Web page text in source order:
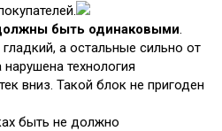
быть одинаковыми
а остальные сильно от
технология
вниз. Такой блок не пригоден
быть не должно